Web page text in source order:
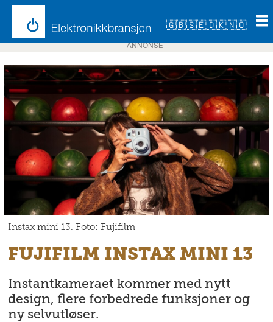
🇬🇧🇸🇪🇩🇰🇳🇴
ANNONSE
Instax mini 13. Foto: Fujifilm
FUJIFILM INSTAX MINI 13
Instantkameraet kommer med nytt
design, flere forbedrede funksjoner og
ny selvutløser.